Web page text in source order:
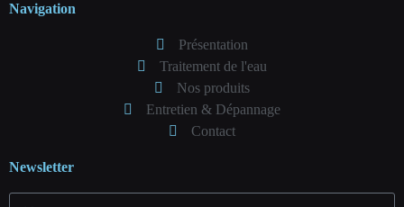
Navigation
Présentation
Traitement de l'eau
Nos produits
Entretien & Dépannage
Contact
Newsletter